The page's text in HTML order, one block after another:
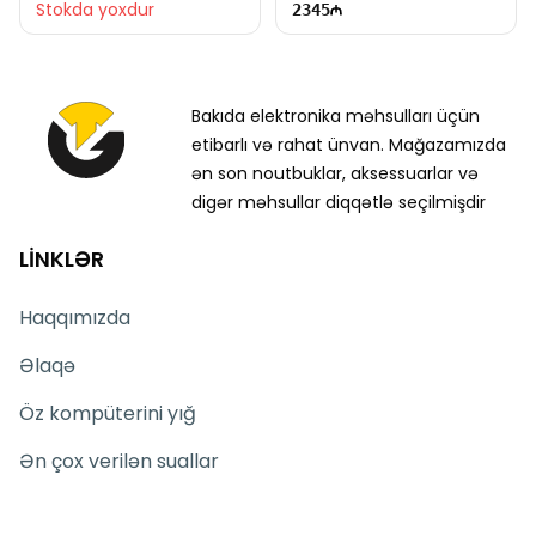
Stokda yoxdur 2345
Bakıda elektronika məhsulları üçün
etibarlı və rahat ünvan. Mağazamızda
ən son noutbuklar, aksessuarlar və
digər məhsullar diqqətlə seçilmişdir
LİNKLƏR
Haqqımızda
Əlaqə
Öz kompüterini yığ
Ən çox verilən suallar